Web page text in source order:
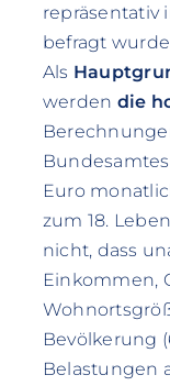
repräsentativ
befragt
Als
werden die
Euro
zum 18.
nicht, dass
Einkommen,
Bevölkerung
Belastungen